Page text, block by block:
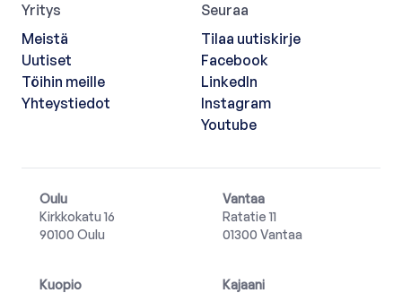
Yritys
Meistä
Uutiset
Töihin meille
Yhteystiedot
Seuraa
Tilaa uutiskirje
Facebook
LinkedIn
Instagram
Youtube
Oulu
Kirkkokatu 16
90100 Oulu
Vantaa
Ratatie 11
01300 Vantaa
Kuopio
Kajaani